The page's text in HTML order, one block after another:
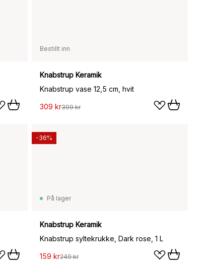
Bestillt inn
Knabstrup Keramik
Knabstrup vase 12,5 cm, hvit
309 kr399 kr
På lager
Knabstrup Keramik
Knabstrup syltekrukke, Dark rose, 1 L
159 kr249 kr
-36%